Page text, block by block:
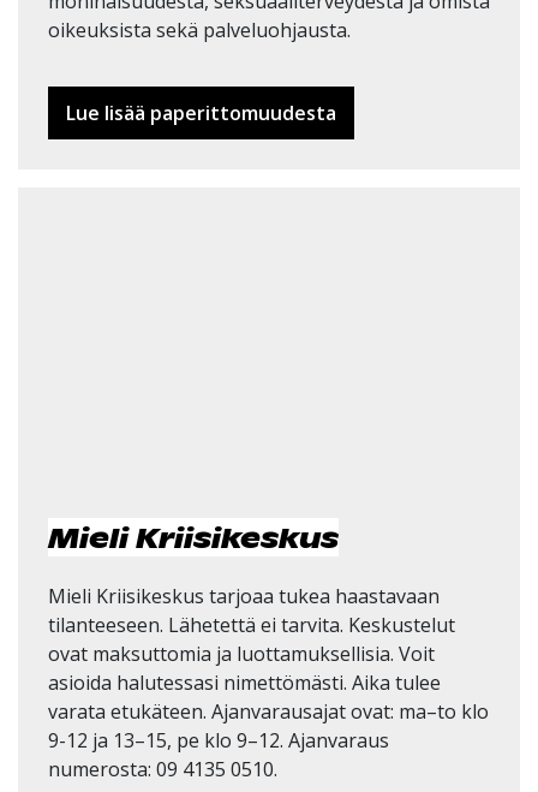
oikeuksista sekä palveluohjausta.
Lue lisää paperittomuudesta
Mieli Kriisikeskus
Mieli Kriisikeskus tarjoaa tukea haastavaan
tilanteeseen. Lähetettä ei tarvita. Keskustelut
ovat maksuttomia ja luottamuksellisia. Voit
asioida halutessasi nimettömästi. Aika tulee
varata etukäteen. Ajanvarausajat ovat: ma–to klo
9-12 ja 13–15, pe klo 9–12. Ajanvaraus
numerosta: 09 4135 0510.